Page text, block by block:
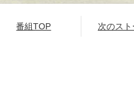
番組TOP 次のス